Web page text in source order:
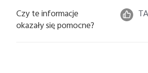
Czy te informacje
okazały się pomocne?